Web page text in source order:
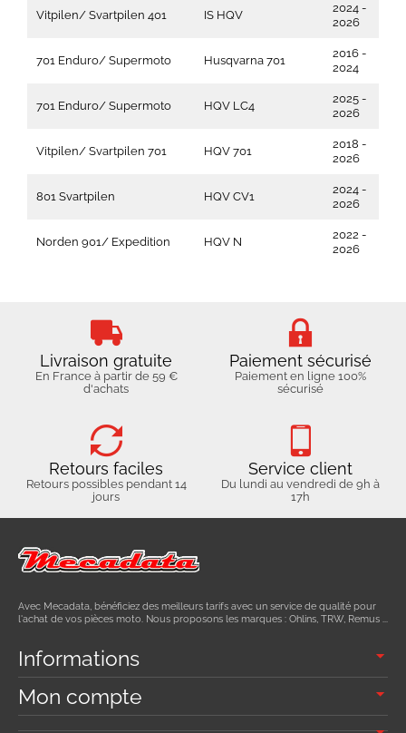
Vitpilen/ Svartpilen 401 IS HQV
2024 -
2026
701 Enduro/ Supermoto Husqvarna 701
2016 -
2024
701 Enduro/ Supermoto HQV LC4
2025 -
2026
Vitpilen/ Svartpilen 701 HQV 701
2018 -
2026
801 Svartpilen HQV CV1
2024 -
2026
Norden 901/ Expedition HQV N
2022 -
2026
Livraison gratuite
En France à partir de 59 €
d'achats
Paiement sécurisé
Paiement en ligne 100%
sécurisé
Retours faciles
Retours possibles pendant 14
jours
Service client
Du lundi au vendredi de 9h à
17h
Avec Mecadata, bénéficiez des meilleurs tarifs avec un service de qualité pour
l'achat de vos pièces moto. Nous proposons les marques : Ohlins, TRW, Remus ...
Informations
Mon compte